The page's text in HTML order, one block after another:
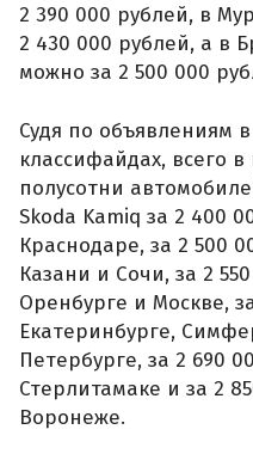
2 390 000 рублей, в
2 430 000 рублей, а в
можно за 2 500 000
Судя по объявлениям
классифайдах, всего
полусотни
Skoda Kamiq за 2 400
Краснодаре, за 2 500
Казани и Сочи, за 2
Оренбурге и Москве,
Екатеринбурге,
Петербурге, за 2 690
Стерлитамаке и за 2
Воронеже.